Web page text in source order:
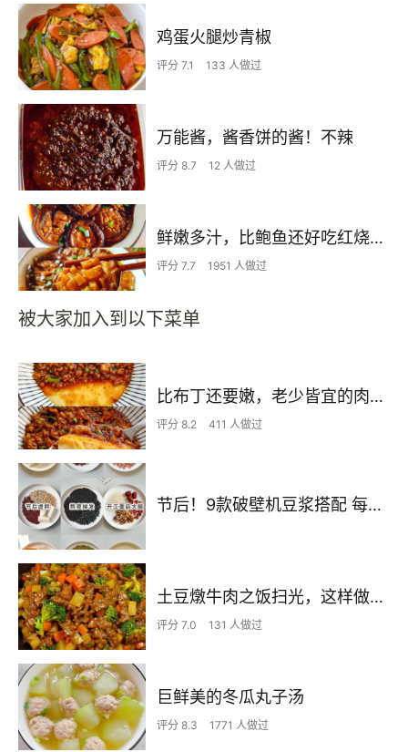
鸡蛋火腿炒青椒
评分 7.1 133 人做过
万能酱，酱香饼的酱！不辣
评分 8.7 12 人做过
鲜嫩多汁，比鲍鱼还好吃红烧香菇
评分 7.7 1951 人做过
被大家加入到以下菜单
比布丁还要嫩，老少皆宜的肉沫蒸蛋
评分 8.2 411 人做过
节后！9款破壁机豆浆搭配 每天不重样喝出好状态！
土豆燉牛肉之饭扫光，这样做也太香了吧，还没出锅已是浓香四溢了
评分 7.0 131 人做过
巨鲜美的冬瓜丸子汤
评分 8.3 1771 人做过